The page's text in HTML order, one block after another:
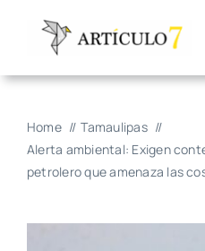
Home
Tamaulipas
Alerta ambiental: Exigen
petrolero que amenaza las